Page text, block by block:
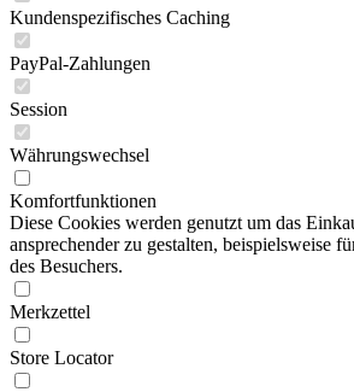
Kundenspezifisches Caching
PayPal-Zahlungen
Session
Währungswechsel
Komfortfunktionen
Diese Cookies werden genutzt um das
ansprechender zu gestalten, beispielsweise
des Besuchers.
Merkzettel
Store Locator